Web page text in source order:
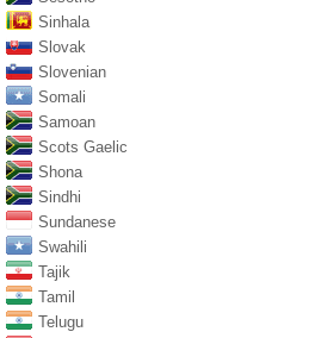
Sinhala
Slovak
Slovenian
Somali
Samoan
Scots Gaelic
Shona
Sindhi
Sundanese
Swahili
Tajik
Tamil
Telugu